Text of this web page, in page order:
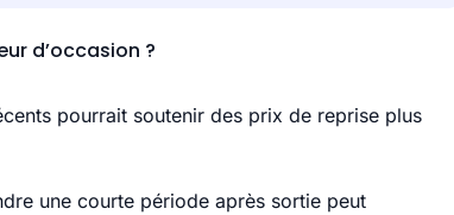
d’occasion ?
pourrait soutenir des prix de reprise plus
une courte période après sortie peut